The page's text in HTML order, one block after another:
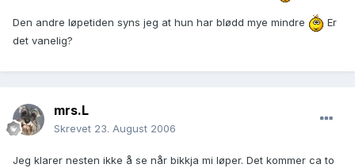
Den andre løpetiden syns jeg at hun har blødd mye mindre
Er
det vanelig?
mrs.L
Skrevet 23. August 2006
Jeg klarer nesten ikke å se når bikkja mi løper. Det kommer ca to